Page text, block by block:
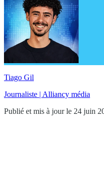
Tiago Gil
Journaliste | Alliancy média
Publié et mis à jour le 24 juin